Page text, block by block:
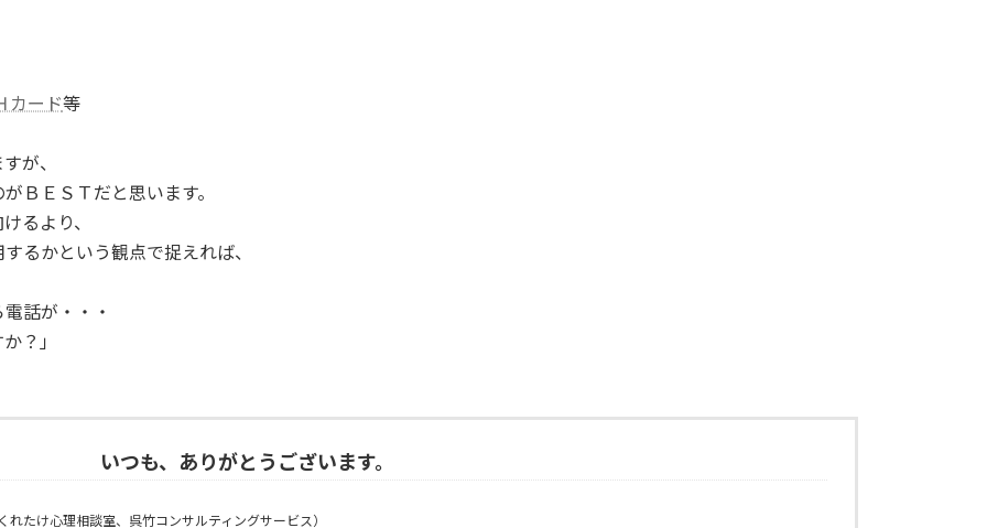
カード等
が、
ＢＥＳＴだと思います。
るより、
るかという観点で捉えれば、
話が・・・
？」
いつも、ありがとうございます。
れたけ心理相談室、呉竹コンサルティングサービス）